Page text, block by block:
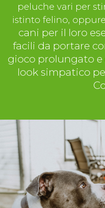
peluche vari per
istinto felino, oppure
cani per il loro
facili da portare
gioco prolungato e
look simpatico